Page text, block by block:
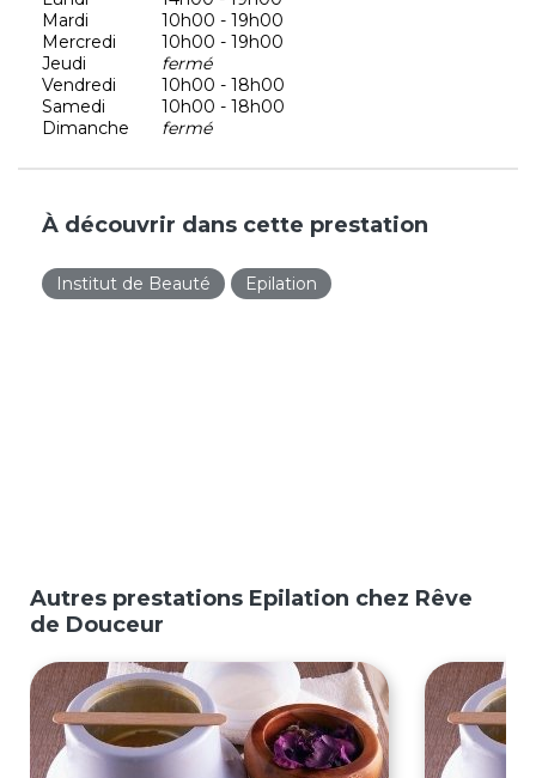
Mardi
10h00 - 19h00
Mercredi
10h00 - 19h00
Jeudi
fermé
Vendredi
10h00 - 18h00
Samedi
10h00 - 18h00
Dimanche
fermé
À découvrir dans cette prestation
Institut de Beauté Epilation
Autres prestations Epilation chez Rêve
de Douceur